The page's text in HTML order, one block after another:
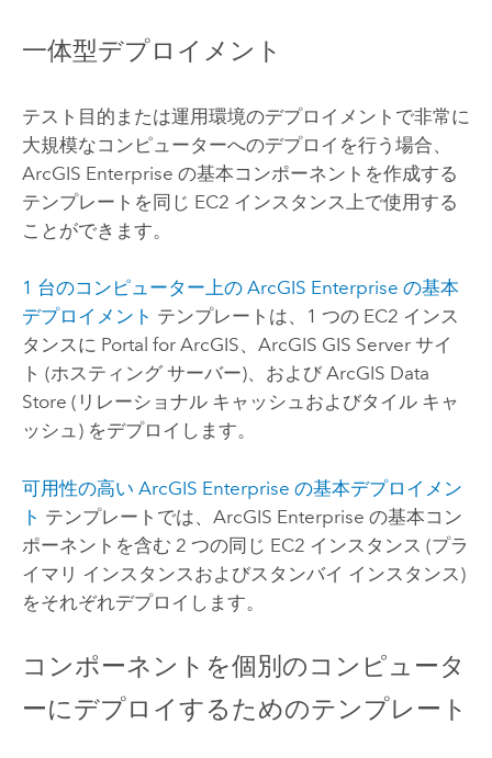
一体型デプロイメント
テスト目的または運用環境のデプロイメントで非常に
大規模なコンピューターへのデプロイを行う場合、
ArcGIS Enterprise の基本コンポーネントを作成する
テンプレートを同じ EC2 インスタンス上で使用する
ことができます。
1 台のコンピューター上の ArcGIS Enterprise の基本
デプロイメント テンプレートは、1 つの EC2 インス
タンスに Portal for ArcGIS、 ArcGIS GIS Serverサイ
ト (ホスティング サーバー)、および ArcGIS Data
Store (リレーショナル キャッシュおよびタイル キャ
ッシュ) をデプロイします。
可用性の高い ArcGIS Enterprise の基本デプロイメン
ト テンプレートでは、 ArcGIS Enterprise の基本コン
ポーネントを含む 2 つの同じ EC2 インスタンス (プラ
イマリ インスタンスおよびスタンバイ インスタンス)
をそれぞれデプロイします。
コンポーネントを個別のコンピュータ
ーにデプロイするためのテンプレート